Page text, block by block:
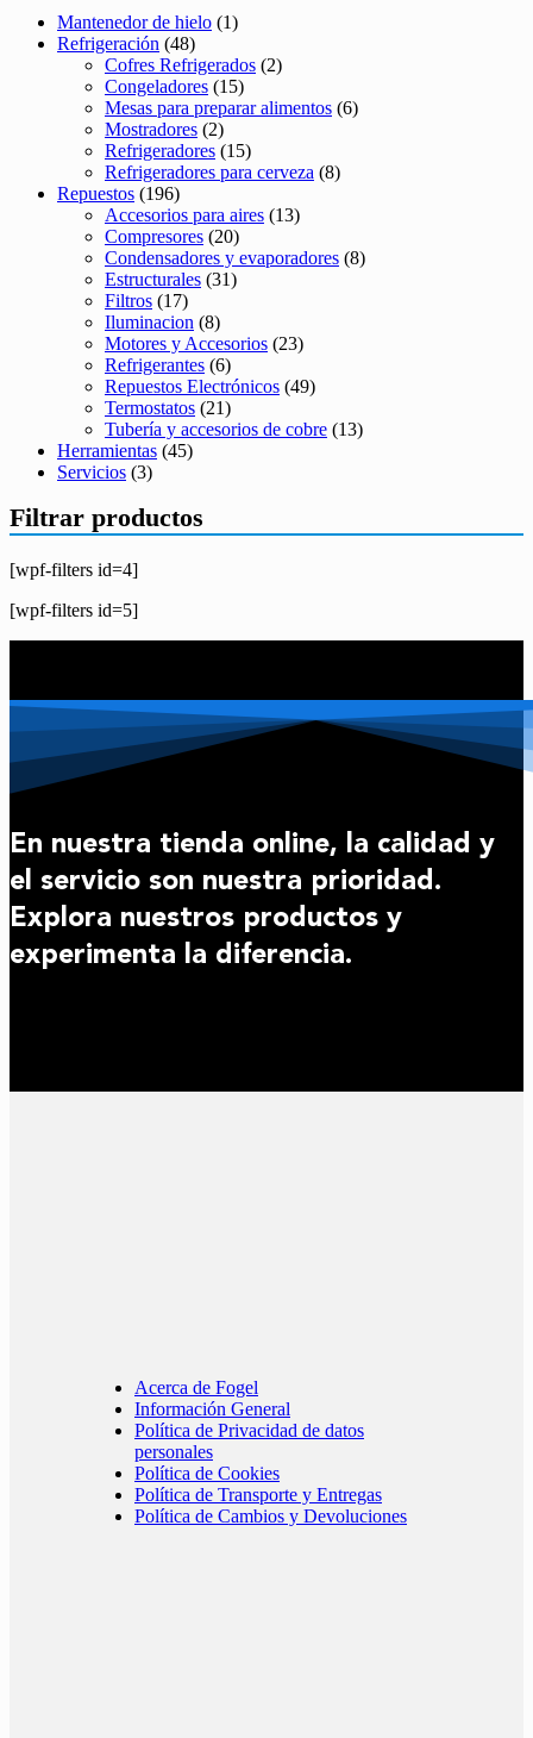
Mantenedor de hielo (1)
Refrigeración (48)
Cofres Refrigerados (2)
Congeladores (15)
Mesas para preparar alimentos (6)
Mostradores (2)
Refrigeradores (15)
Refrigeradores para cerveza (8)
Repuestos (196)
Accesorios para aires (13)
Compresores (20)
Condensadores y evaporadores (8)
Estructurales (31)
Filtros (17)
Iluminacion (8)
Motores y Accesorios (23)
Refrigerantes (6)
Repuestos Electrónicos (49)
Termostatos (21)
Tubería y accesorios de cobre (13)
Herramientas (45)
Servicios (3)
Filtrar productos
[wpf-filters id=4]
[wpf-filters id=5]
En nuestra tienda online, la calidad y
el servicio son nuestra prioridad.
Explora nuestros productos y
experimenta la diferencia.
Acerca de Fogel
Información General
Política de Privacidad de datos
personales
Política de Cookies
Política de Transporte y Entregas
Política de Cambios y Devoluciones